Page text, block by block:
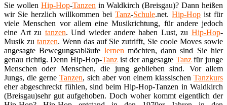
Sie wollen Hip-Hop-Tanzen in Waldkirch (Breisgau)? Dann heißen
wir Sie herzlich willkommen bei Tanz-Schule.net. Hip-Hop ist für
viele Menschen vor allem eine Musikrichtung, für andere jedoch
eine Art zu tanzen. Und wieder andere haben Lust, zuHip-Hop-
Musik zu tanzen. Wenn das auf Sie zutrifft, Sie coole Moves sowie
angesagte Bewegungsabläufe lernen möchten, dann sind Sie hier
genau richtig. Denn Hip-Hop-Tanz ist der angesagte Tanzfür junge
Menschen oder Menschen, die jung geblieben sind. Vor allem
Jungs, die gerne Tanzen, sich aber von einem klassischen Tanzkurs
eher abgeschreckt fühlen, sind beim Hip-Hop-Tanzen in Waldkirch
(Breisgau)sehr gut aufgehoben. Doch woher kommt eigentlich der